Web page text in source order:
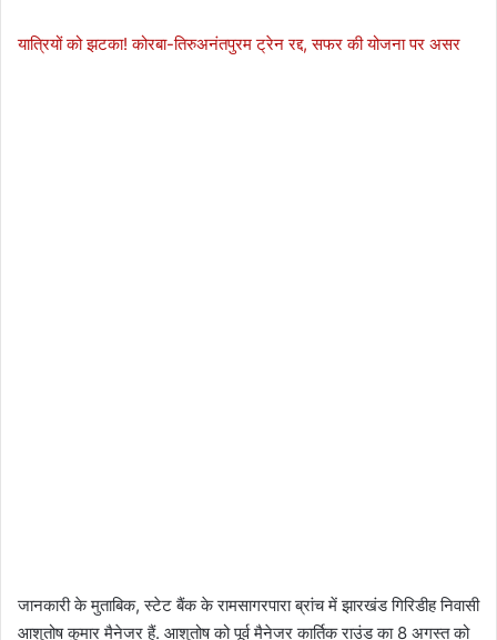
यात्रियों को झटका! कोरबा-तिरुअनंतपुरम ट्रेन रद्द, सफर की योजना पर असर
जानकारी के मुताबिक, स्टेट बैंक के रामसागरपारा ब्रांच में झारखंड गिरिडीह निवासी
आशुतोष कुमार मैनेजर हैं. आशुतोष को पूर्व मैनेजर कार्तिक राउंड का 8 अगस्त को